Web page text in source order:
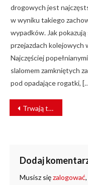
drogowych jest
w wyniku takiego
wypadków. Jak
przejazdach kolejowych
Najczęściej
slalomem zamkniętych
pod opadające rogatki,
NAWIGACJA
WPISU
Trwają testy aplikacji, która pomaga oszczędzić energię trakcyjną
Dodaj
Musisz sięzalogować